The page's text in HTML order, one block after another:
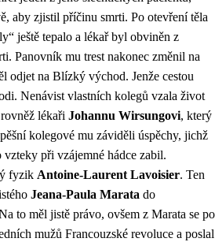
aby zjistil příčinu smrti. Po otevření těla
ještě tepalo a lékař byl obviněn z
Panovník mu trest nakonec změnil na
odjet na Blízký východ. Jenže cestou
Nenávist vlastních kolegů vzala život
lékaři Johannu Wirsungovi, který
kolegové mu záviděli úspěchy, jichž
vzteky při vzájemné hádce zabil.
fyzik Antoine-Laurent Lavoisier. Ten
Jeana-Paula Marata do
to měl jistě právo, ovšem z Marata se po
mužů Francouzské revoluce a poslal